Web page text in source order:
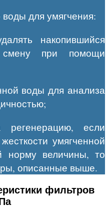
для умягчения:
накопившийся
при помощи
воды для анализа
регенерацию, если
умягченной
величины, то
описанные выше.
фильтров